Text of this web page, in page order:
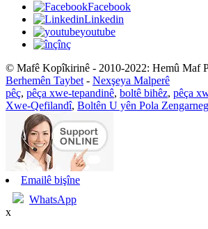
Facebook
Linkedin
youtube
înç
© Mafê Kopîkirinê - 2010-2022: Hemû Maf
Berhemên Taybet - Nexşeya Malperê
pêç, pêça xwe-tepandinê, boltê bihêz, pêça
Xwe-Qefilandî, Boltên U yên Pola
Emailê bişîne
WhatsApp
x